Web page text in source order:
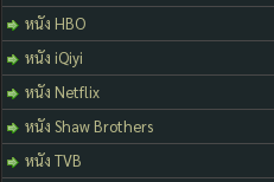
หนัง HBO
หนัง iQiyi
หนัง Netflix
หนัง Shaw Brothers
หนัง TVB